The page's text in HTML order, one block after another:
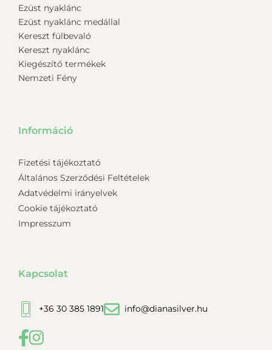
Ezüst nyaklánc
Ezüst nyaklánc medállal
Kereszt fülbevaló
Kereszt nyaklánc
Kiegészítő termékek
Nemzeti Fény
Információ
Fizetési tájékoztató
Általános Szerződési Feltételek
Adatvédelmi irányelvek
Cookie tájékoztató
Impresszum
Kapcsolat
+36 30 385 1891 info@dianasilver.hu